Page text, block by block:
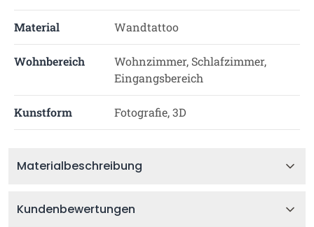
Material Wandtattoo
Wohnbereich
Wohnzimmer, Schlafzimmer,
Eingangsbereich
Kunstform Fotografie, 3D
Materialbeschreibung
Kundenbewertungen